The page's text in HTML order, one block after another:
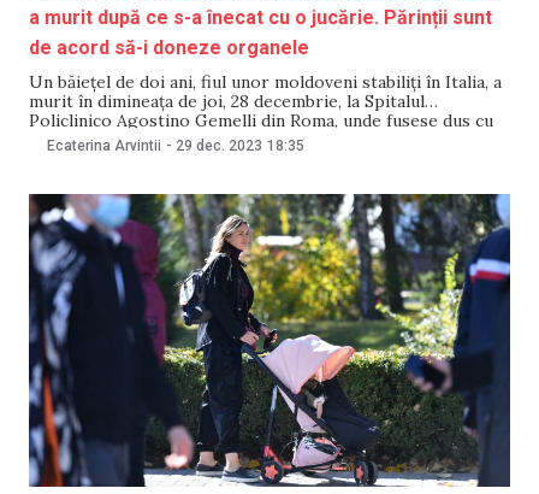
a murit după ce s-a înecat cu o jucărie. Părinții sunt
de acord să-i doneze organele
Un băiețel de doi ani, fiul unor moldoveni stabiliți în Italia, a
murit în dimineața de joi, 28 decembrie, la Spitalul
Policlinico Agostino Gemelli din Roma, unde fusese dus cu
elicopterul de la spitalul din Monterotondo. Micuțul
Ecaterina Arvintii - 29 dec. 2023 18:35